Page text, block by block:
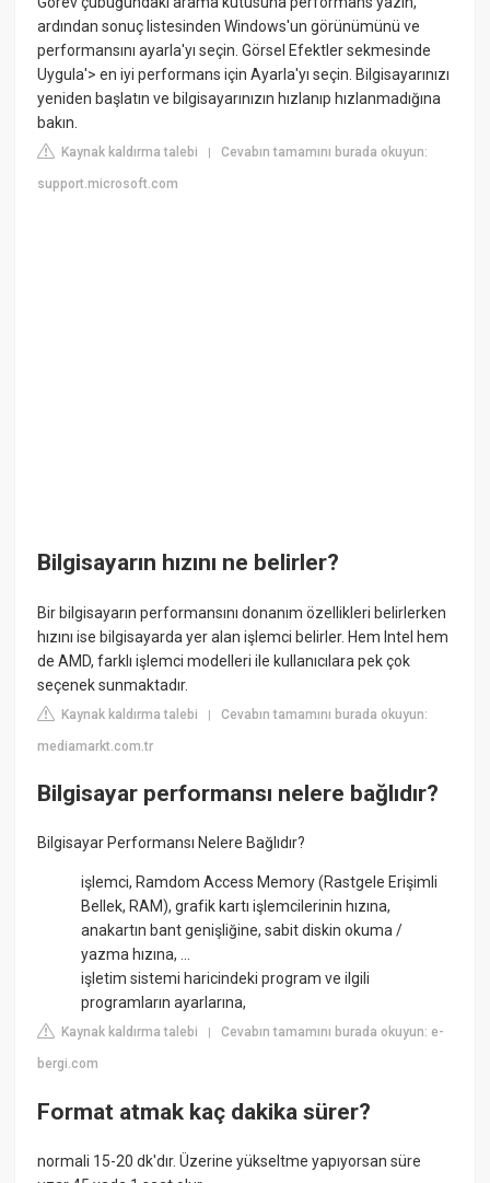
ardından sonuç listesinden Windows'un görünümünü ve
performansını ayarla'yı seçin. Görsel Efektler sekmesinde
Uygula'> en iyi performans için Ayarla'yı seçin. Bilgisayarınızı
yeniden başlatın ve bilgisayarınızın hızlanıp hızlanmadığına
bakın.
Kaynak kaldırma talebi |Cevabın tamamını burada okuyun:
support.microsoft.com
Bilgisayarın hızını ne belirler?
Bir bilgisayarın performansını donanım özellikleri belirlerken
hızını ise bilgisayarda yer alan işlemci belirler. Hem Intel hem
de AMD, farklı işlemci modelleri ile kullanıcılara pek çok
seçenek sunmaktadır.
Kaynak kaldırma talebi |Cevabın tamamını burada okuyun:
mediamarkt.com.tr
Bilgisayar performansı nelere bağlıdır?
Bilgisayar Performansı Nelere Bağlıdır?
işlemci, Ramdom Access Memory (Rastgele Erişimli
Bellek, RAM), grafik kartı işlemcilerinin hızına,
anakartın bant genişliğine, sabit diskin okuma /
yazma hızına, ...
işletim sistemi haricindeki program ve ilgili
programların ayarlarına,
Kaynak kaldırma talebi |Cevabın tamamını burada okuyun: e-
bergi.com
Format atmak kaç dakika sürer?
normali 15-20 dk'dır. Üzerine yükseltme yapıyorsan süre